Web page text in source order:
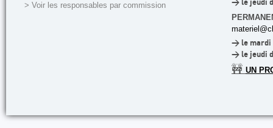
> Voir les responsables par commission > le jeudi
> le mardi
> le jeudi
🚧 UN